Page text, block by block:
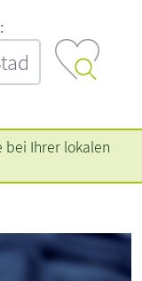
bei Ihrer lokalen